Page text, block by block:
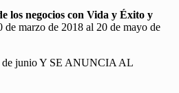
los negocios con Vida y Éxito y
de marzo de 2018 al 20 de mayo de
junio Y SE ANUNCIA AL